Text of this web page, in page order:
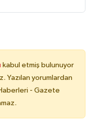
kabul etmiş bulunuyor
Yazılan yorumlardan
- Gazete